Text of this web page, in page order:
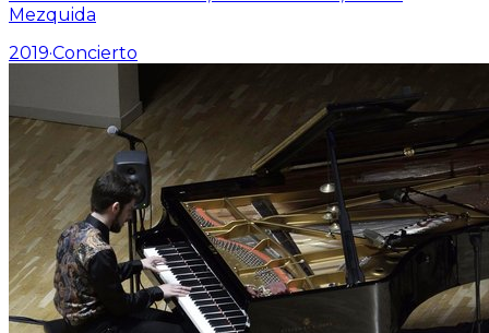
Mezquida
2019·Concierto